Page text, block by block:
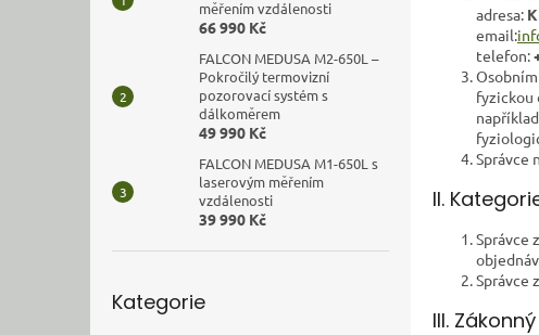
měřením vzdálenosti
66 990 Kč
FALCON MEDUSA M2-650L –
Pokročilý termovizní
pozorovací systém s
dálkoměrem
49 990 Kč
FALCON MEDUSA M1-650L s
laserovým měřením
vzdálenosti
39 990 Kč
kategorie
Kategorie
adresa:
email:
telefon:
fyzickou
Správce
II.
Správce
Správce
III.